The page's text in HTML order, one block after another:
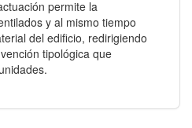
permite la
y al mismo tiempo
del edificio, redirigiendo
tipológica que